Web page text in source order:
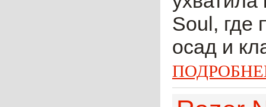
Soul, где
осад и